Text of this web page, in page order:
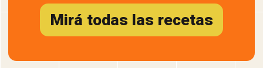
Mirá todas las recetas